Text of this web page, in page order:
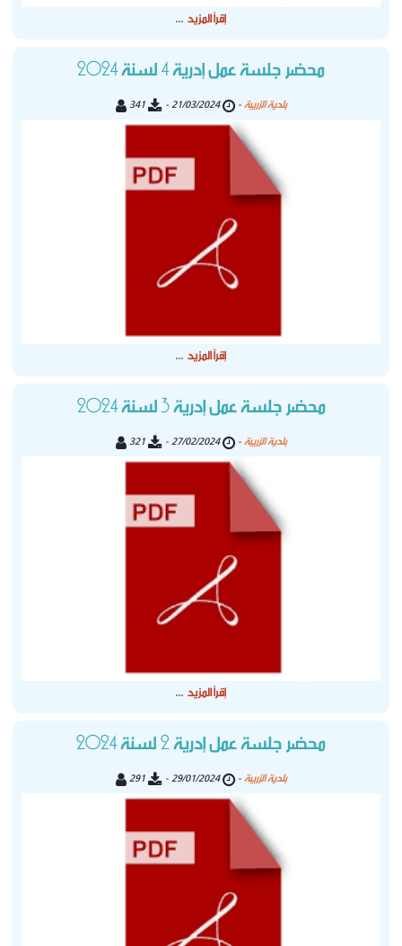
... إقرأ المزيد
محضر جلسة عمل إدرية 4 لسنة 2024
بلدية الزريبة-
21/03/2024 -
341
... إقرأ المزيد
محضر جلسة عمل إدرية 3 لسنة 2024
بلدية الزريبة-
27/02/2024 -
321
... إقرأ المزيد
محضر جلسة عمل إدرية 2 لسنة 2024
بلدية الزريبة-
29/01/2024 -
291